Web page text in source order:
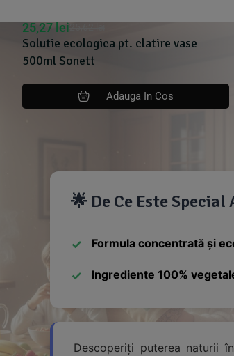
Solutie ecologica pt. clatire vase
500ml Sonett
25,27 lei
Adauga In Cos
🌟 De Ce Este Special
Formula concentrată și
Ingrediente 100%
Descoperiți puterea naturii